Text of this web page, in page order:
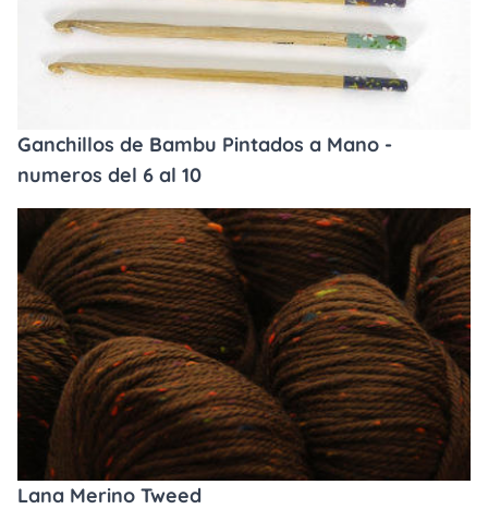
Ganchillos de Bambu Pintados a Mano -
numeros del 6 al 10
Lana Merino Tweed